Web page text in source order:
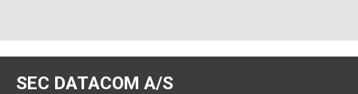
SEC DATACOM A/S